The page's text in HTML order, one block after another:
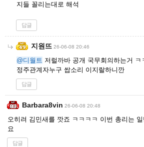
지들 꼴리는대로 해석
답글
지원뜨 26-06-08 20:46
@디월트 저럴까바 공개 국무회의하는거 ㅋ
정주관계자누구 쌉소리 이지랄하니깐
답글
Barbara8vin 26-06-08 20:48
오히려 김민새를 깟죠 ㅋㅋㅋㅋ 이번 총리는
요
답글